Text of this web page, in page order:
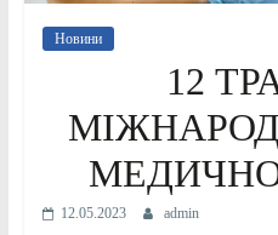
Новини
12
12.05.2023 admin